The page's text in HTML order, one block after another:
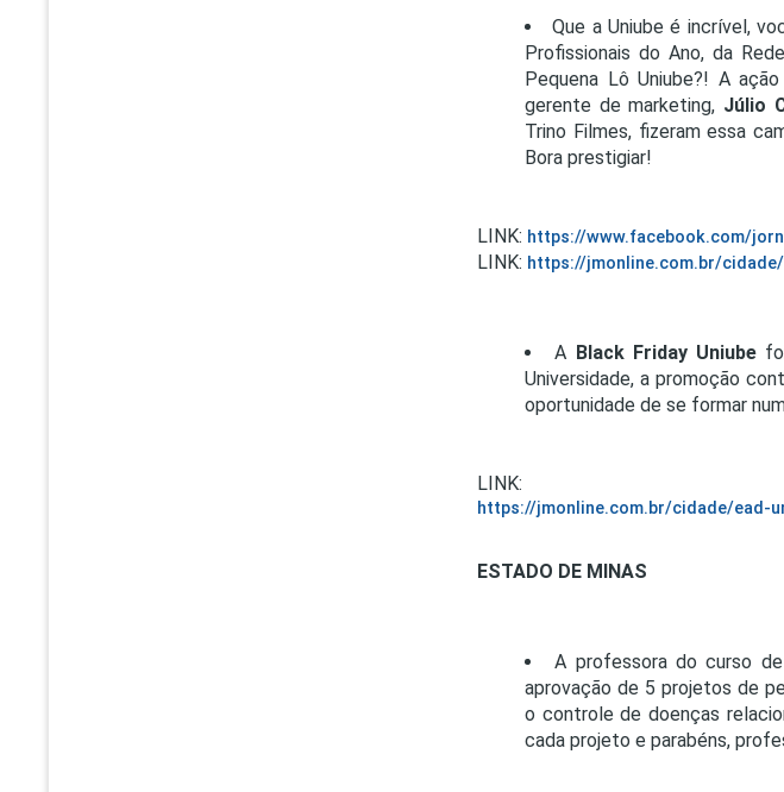
Que a Uniube é incrível,
Profissionais do Ano, da
Pequena Lô Uniube?! A
gerente de marketing, Júlio
Trino Filmes, fizeram essa
Bora prestigiar!
LINK: https://www.facebook.com/
LINK: https://jmonline.com.br/
A Black Friday Uniubefoi
Universidade, a promoção
oportunidade de se formar
LINK:
https://jmonline.com.br/cidade/ead-
ESTADO DE MINAS
A professora do curso
aprovação de 5 projetos de
o controle de doenças
cada projeto e parabéns,